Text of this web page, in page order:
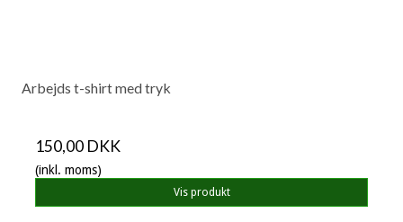
Arbejds t-shirt med tryk
150,00 DKK
(inkl. moms)
Vis produkt